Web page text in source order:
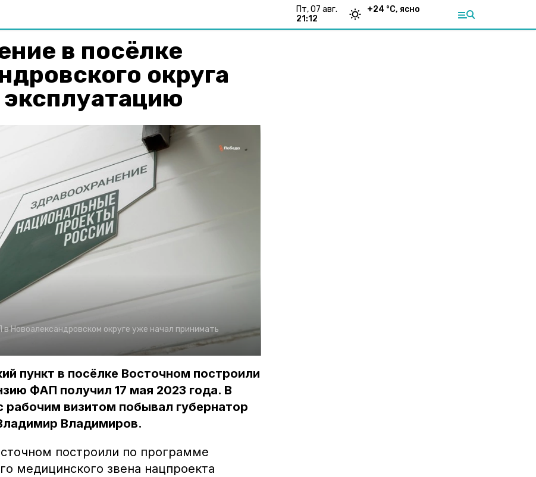
пт, 07 авг.
21:12
+24 °С, ясно
в посёлке
округа
эксплуатацию
Новоалександровском округе уже начал принимать
пункт в посёлке Восточном построили
ФАП получил 17 мая 2023 года. В
визитом побывал губернатор
Владимиров.
построили по программе
медицинского звена нацпроекта